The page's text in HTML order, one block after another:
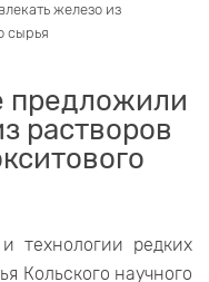
железо из
сырья
предложили
растворов
технологии редких
Кольского научного